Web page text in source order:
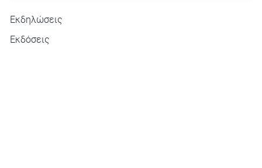
Εκδηλώσεις
Εκδόσεις